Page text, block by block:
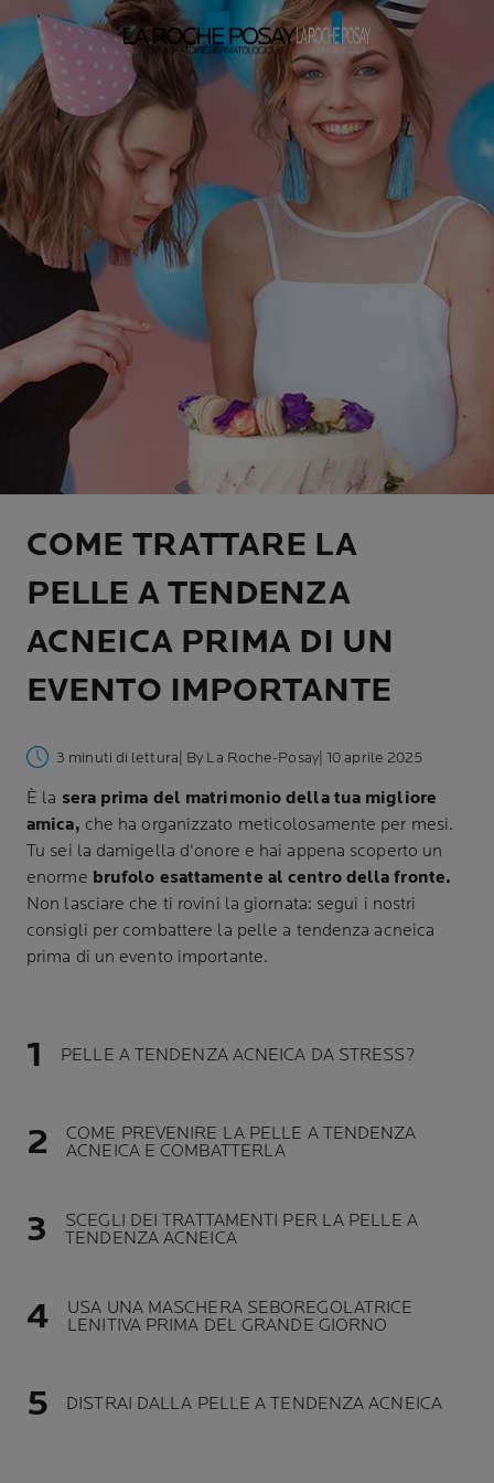
COME TRATTARE LA
PELLE A TENDENZA
ACNEICA PRIMA DI UN
EVENTO IMPORTANTE
3 minuti di lettura | By La Roche-Posay| 10 aprile 2025
È la sera prima del matrimonio della tua migliore
amica, che ha organizzato meticolosamente per mesi.
Tu sei la damigella d'onore e hai appena scoperto un
enorme brufolo esattamente al centro della fronte.
Non lasciare che ti rovini la giornata: segui i nostri
consigli per combattere la pelle a tendenza acneica
prima di un evento importante.
PELLE A TENDENZA ACNEICA DA STRESS?
COME PREVENIRE LA PELLE A TENDENZA
ACNEICA E COMBATTERLA
SCEGLI DEI TRATTAMENTI PER LA PELLE A
TENDENZA ACNEICA
USA UNA MASCHERA SEBOREGOLATRICE
LENITIVA PRIMA DEL GRANDE GIORNO
DISTRAI DALLA PELLE A TENDENZA ACNEICA